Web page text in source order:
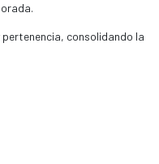
consolidando la